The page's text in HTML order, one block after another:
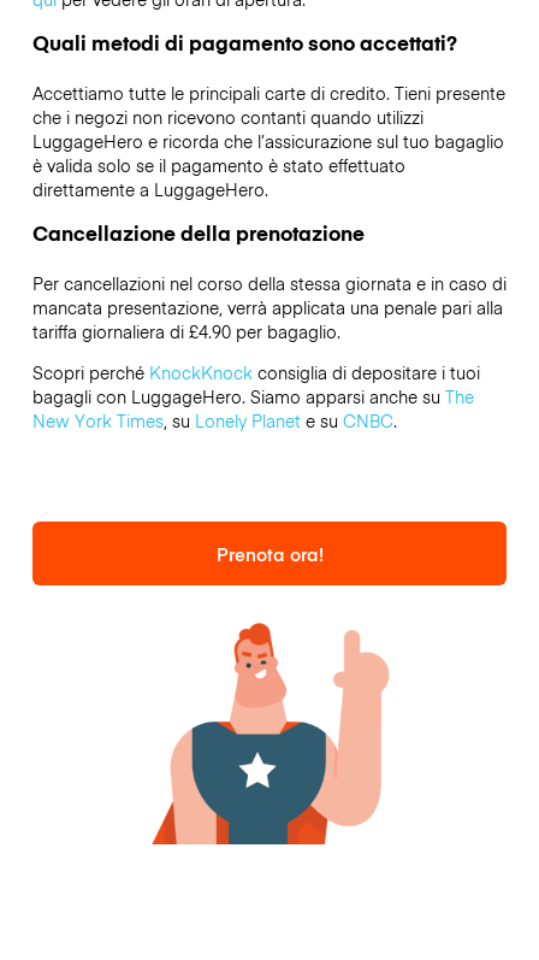
Quali metodi di pagamento sono accettati?
Accettiamo tutte le principali carte di credito. Tieni presente
che i negozi non ricevono contanti quando utilizzi
LuggageHero e ricorda che l’assicurazione sul tuo bagaglio
è valida solo se il pagamento è stato effettuato
direttamente a LuggageHero.
Cancellazione della prenotazione
Per cancellazioni nel corso della stessa giornata e in caso di
mancata presentazione, verrà applicata una penale pari alla
tariffa giornaliera di £4.90 per bagaglio.
Scopri perché KnockKnockconsiglia di depositare i tuoi
bagagli con LuggageHero. Siamo apparsi anche su The
New York Times, su Lonely Planete su CNBC.
Prenota ora!